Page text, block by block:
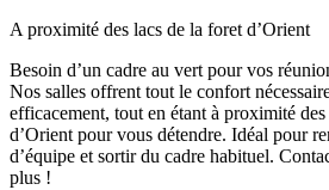
A proximité des lacs de la foret d’Orient
Besoin d’un cadre au vert pour vos
Nos salles offrent tout le confort
efficacement, tout en étant à proximité
d’Orient pour vous détendre. Idéal pour
d’équipe et sortir du cadre habituel.
plus !